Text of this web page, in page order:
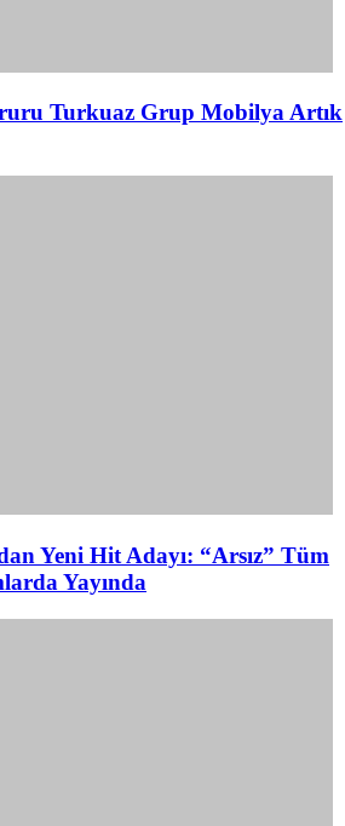
Turkuaz Grup Mobilya Artık
Yeni Hit Adayı: “Arsız” Tüm
Yayında